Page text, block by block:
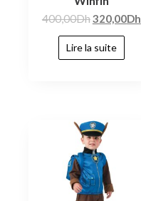
400,00Dh320,00Dh
Lire la suite